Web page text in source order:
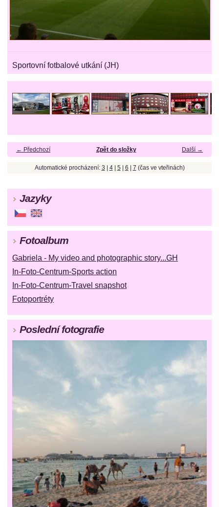
Sportovní fotbalové utkání (JH)
← Předchozí Další →
Zpět do složky
Automatické procházení: 3 4| 5| 6 7 (čas ve vteřinách)
Jazyky
Fotoalbum
Gabriela - My video and photographic story...GH
In-Foto-Centrum-Sports action
In-Foto-Centrum-Travel snapshot
Fotoportréty
Poslední fotografie